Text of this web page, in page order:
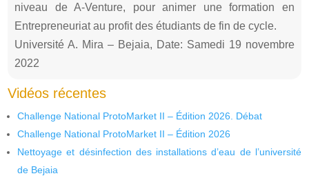
niveau de A-Venture, pour animer une formation en
Entrepreneuriat au profit des étudiants de fin de cycle.
Université A. Mira – Bejaia, Date: Samedi 19 novembre
2022
Vidéos récentes
Challenge National ProtoMarket II – Édition 2026. Débat
Challenge National ProtoMarket II – Édition 2026
Nettoyage et désinfection des installations d’eau de l’université
de Bejaia